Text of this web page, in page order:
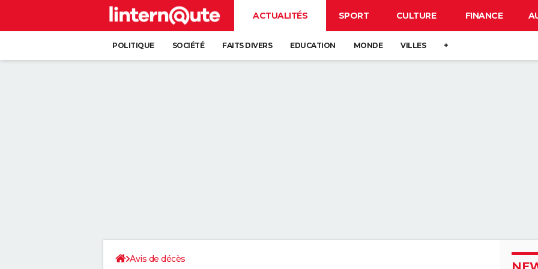
ACTUALITÉS SPORT CULTURE FINANCE
POLITIQUE SOCIÉTÉ FAITS DIVERS EDUCATION MONDE VILLES +
Avis de décès